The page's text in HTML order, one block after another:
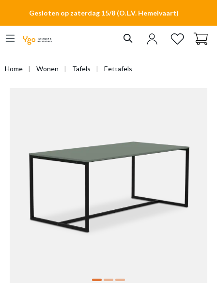
Gesloten op zaterdag 15/8 (O.L.V. Hemelvaart)
Home Wonen Tafels Eettafels